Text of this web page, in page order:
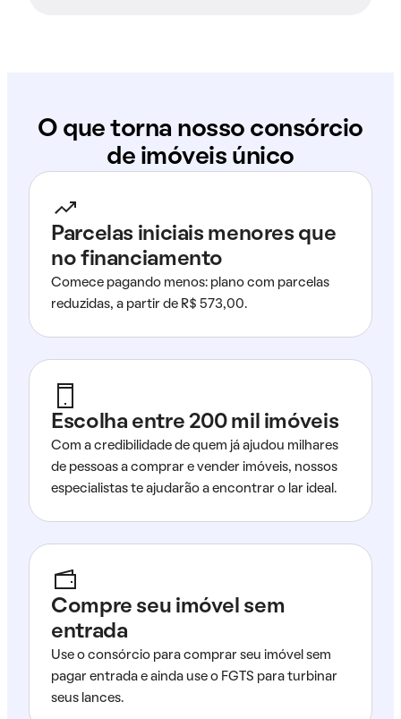
O que torna nosso consórcio
de imóveis único
Parcelas iniciais menores que
no financiamento
Comece pagando menos: plano com parcelas
reduzidas, a partir de R$ 573,00.
Escolha entre 200 mil imóveis
Com a credibilidade de quem já ajudou milhares
de pessoas a comprar e vender imóveis, nossos
especialistas te ajudarão a encontrar o lar ideal.
Compre seu imóvel sem
entrada
Use o consórcio para comprar seu imóvel sem
pagar entrada e ainda use o FGTS para turbinar
seus lances.